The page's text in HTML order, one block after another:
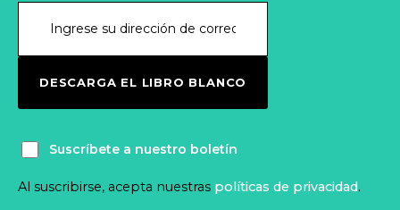
DESCARGA EL LIBRO BLANCO
Suscríbete a nuestro boletín
Al suscribirse, acepta nuestras políticas de privacidad.